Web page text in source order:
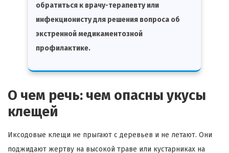
обратиться к врачу-терапевту или
инфекционисту для решения вопроса об
экстренной медикаментозной
профилактике.
О чем речь: чем опасны укусы
клещей
Иксодовые клещи не прыгают с деревьев и не летают. Они
поджидают жертву на высокой траве или кустарниках на